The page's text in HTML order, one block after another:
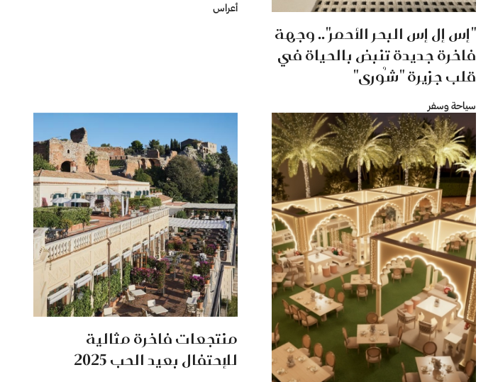
"إس إل إس البحر الأحمر".. وجهة
فاخرة جديدة تنبض بالحياة في
قلب جزيرة "شُورى"
سياحة وسفر
أعراس
منتجعات فاخرة مثالية
للإحتفال بعيد الحب 2025